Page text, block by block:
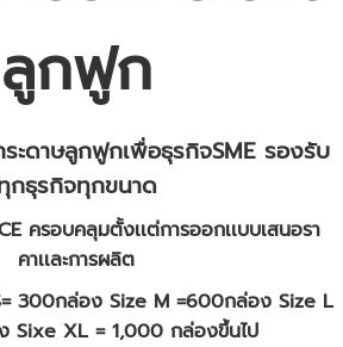
ลูกฟูก
ะดาษลูกฟูกเพื่อธุรกิจSME รองรับ
กธุรกิจทุกขนาด
ครอบคลุมตั้งเเต่การออกเเบบเสนอรา
คาเเละการผลิต
300กล่อง Size M =600กล่อง Size L
Sixe XL = 1,000 กล่องขึ้นไป